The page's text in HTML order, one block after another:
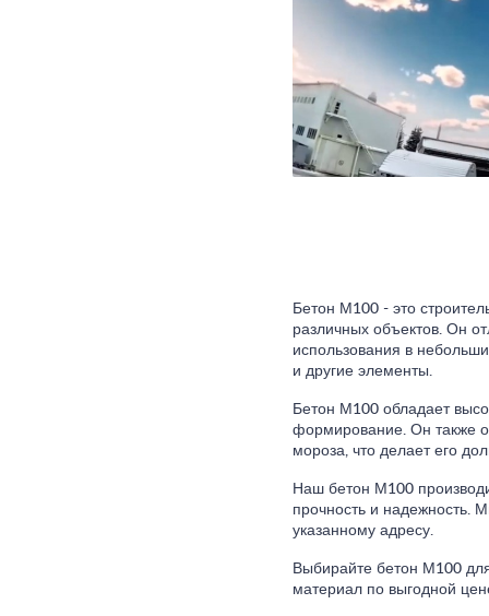
Бетон М100 - это
различных объектов. Он
использования в
и другие элементы.
Бетон М100 обладает
формирование. Он также
мороза, что делает его
Наш бетон М100
прочность и надежность.
указанному адресу.
Выбирайте бетон М100
материал по выгодной